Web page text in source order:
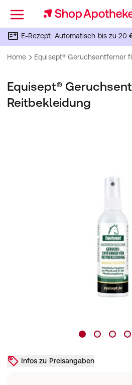
Menü
E-Rezept: Automatisch bis zu 20
Home Equisept® Geruchsentferner
Equisept®
Reitbekleidung
Infos zu Preisangaben